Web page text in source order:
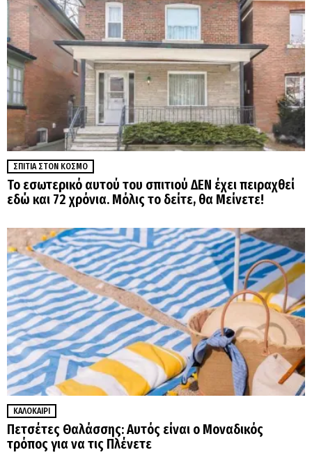
ΣΠΊΤΙΑ ΣΤΟΝ ΚΌΣΜΟ
Το εσωτερικό αυτού του σπιτιού ΔΕΝ έχει πειραχθεί
εδώ και 72 χρόνια. Μόλις το δείτε, θα Μείνετε!
ΚΑΛΟΚΑΊΡΙ
Πετσέτες Θαλάσσης: Αυτός είναι ο Μοναδικός
τρόπος για να τις Πλένετε